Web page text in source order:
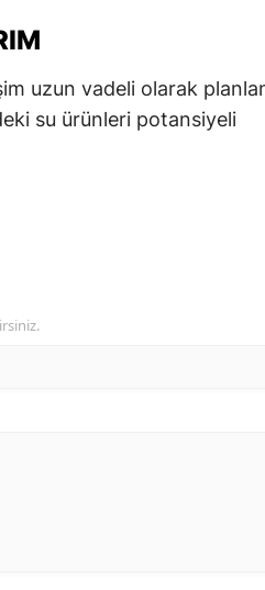
uzun vadeli olarak
su ürünleri potansiyeli